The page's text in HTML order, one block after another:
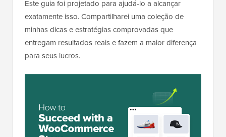
Este guia foi projetado para ajudá-lo a alcançar
exatamente isso. Compartilharei uma coleção de
minhas dicas e estratégias comprovadas que
entregam resultados reais e fazem a maior diferença
para seus lucros.